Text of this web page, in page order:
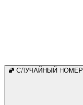
СЛУЧАЙНЫЙ НОМЕР